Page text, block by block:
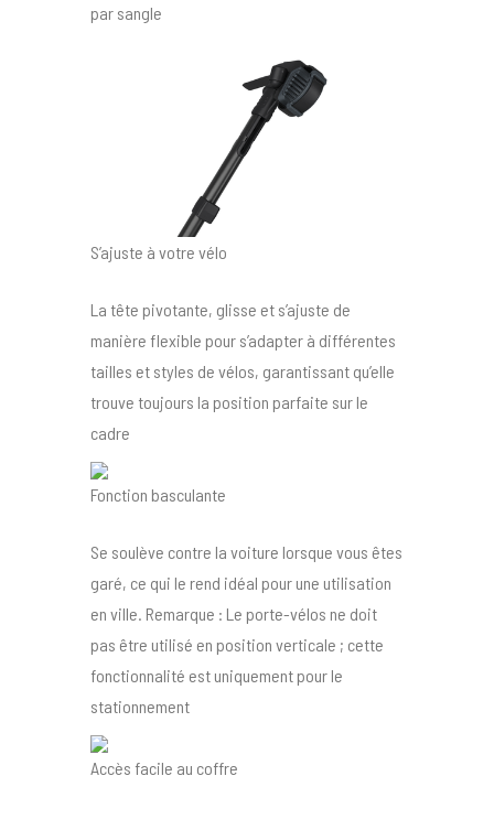
par sangle
S’ajuste à votre vélo
La tête pivotante, glisse et s’ajuste de
manière flexible pour s’adapter à différentes
tailles et styles de vélos, garantissant qu’elle
trouve toujours la position parfaite sur le
cadre
Fonction basculante
Se soulève contre la voiture lorsque vous êtes
garé, ce qui le rend idéal pour une utilisation
en ville. Remarque : Le porte-vélos ne doit
pas être utilisé en position verticale ; cette
fonctionnalité est uniquement pour le
stationnement
Accès facile au coffre